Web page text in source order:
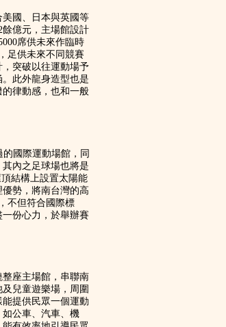
國、日本與英國等
餘億元，主場館設計
席供未來作臨時
足供未來不同競賽
突破以往運動場予
此外龍身造型也是
律動感，也和一般
國際運動場館，同
內之足球場也將是
結構上設置太陽能
勢，將南台灣的高
不但符合國際標
份心力，於舉辦賽
座主場館，串聯南
兒童遊樂場，周圍
提供民眾一個運動
公車、汽車、機